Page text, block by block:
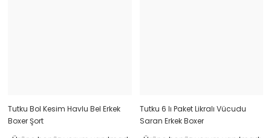
Tutku Bol Kesim Havlu Bel Erkek
Boxer Şort
Tutku 6 lı Paket Likralı Vücudu
Saran Erkek Boxer